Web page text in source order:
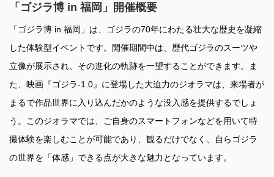
「ゴジラ博 in 福岡」開催概要
「ゴジラ博 in 福岡」は、ゴジラの70年にわたる壮大な歴史を凝縮
した体験型イベントです。開催期間中は、歴代ゴジラのスーツや
立像が展示され、その進化の軌跡を一望することができます。ま
た、映画『ゴジラ-1.0』に登場した大迫力のジオラマは、来場者が
まるで作品世界に入り込んだかのような没入感を提供するでしょ
う。このジオラマでは、ご自身のスマートフォンなどを用いて特
撮体験を楽しむことが可能であり、観るだけでなく、自らゴジラ
の世界を「体感」できる点が大きな魅力となっています。